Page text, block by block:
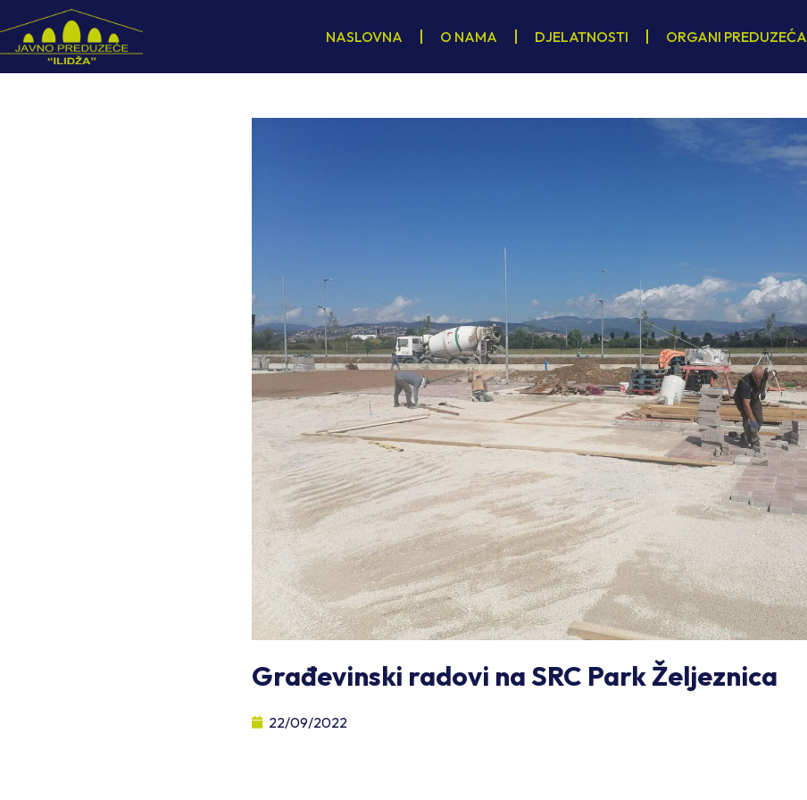
NASLOVNA O NAMA DJELATNOSTI ORGANI PREDUZEĆA
Građevinski radovi na SRC Park Željeznica
22/09/2022